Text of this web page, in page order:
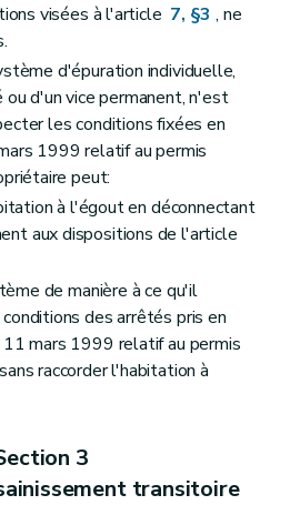
visées à l'article 7, §3 , ne
d'épuration individuelle,
d'un vice permanent, n'est
les conditions fixées en
1999 relatif au permis
peut:
à l'égout en déconnectant
aux dispositions de l'article
de manière à ce qu'il
des arrêtés pris en
mars 1999 relatif au permis
raccorder l'habitation à
3
transitoire